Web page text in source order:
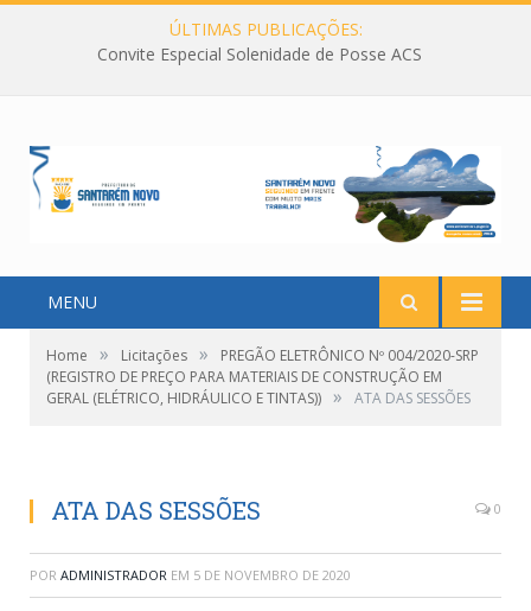
ÚLTIMAS PUBLICAÇÕES:
Convite Especial Solenidade de Posse ACS
MENU
Home » Licitações »
PREGÃO ELETRÔNICO Nº 004/2020-SRP
(REGISTRO DE PREÇO PARA MATERIAIS DE CONSTRUÇÃO EM
GERAL (ELÉTRICO, HIDRÁULICO E TINTAS)) » ATA DAS SESSÕES
ATA DAS SESSÕES 0
POR ADMINISTRADOR EM 5 DE NOVEMBRO DE 2020